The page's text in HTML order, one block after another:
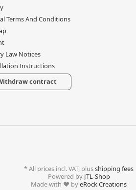
Terms And Conditions
Law Notices
Instructions
contract
*All prices incl. VAT, plusshipping fees
Powered by JTL-Shop
Made with ♥ byeRock Creations